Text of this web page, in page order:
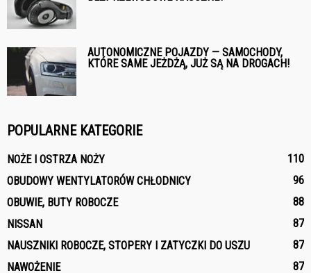
AUTONOMICZNE POJAZDY — SAMOCHODY,
KTÓRE SAME JEŻDŻĄ, JUŻ SĄ NA DROGACH!
POPULARNE KATEGORIE
NOŻE I OSTRZA NOŻY
110
OBUDOWY WENTYLATORÓW CHŁODNICY
96
OBUWIE, BUTY ROBOCZE
88
NISSAN
87
NAUSZNIKI ROBOCZE, STOPERY I ZATYCZKI DO USZU
87
NAWOŻENIE
87